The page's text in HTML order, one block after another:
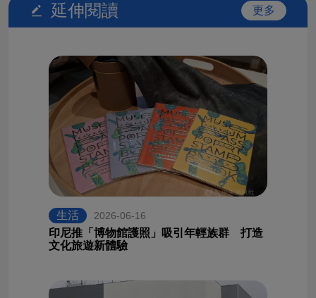
延伸閱讀 更多
生活 2026-06-16
印尼推「博物館護照」吸引年輕族群 打造
文化旅遊新體驗